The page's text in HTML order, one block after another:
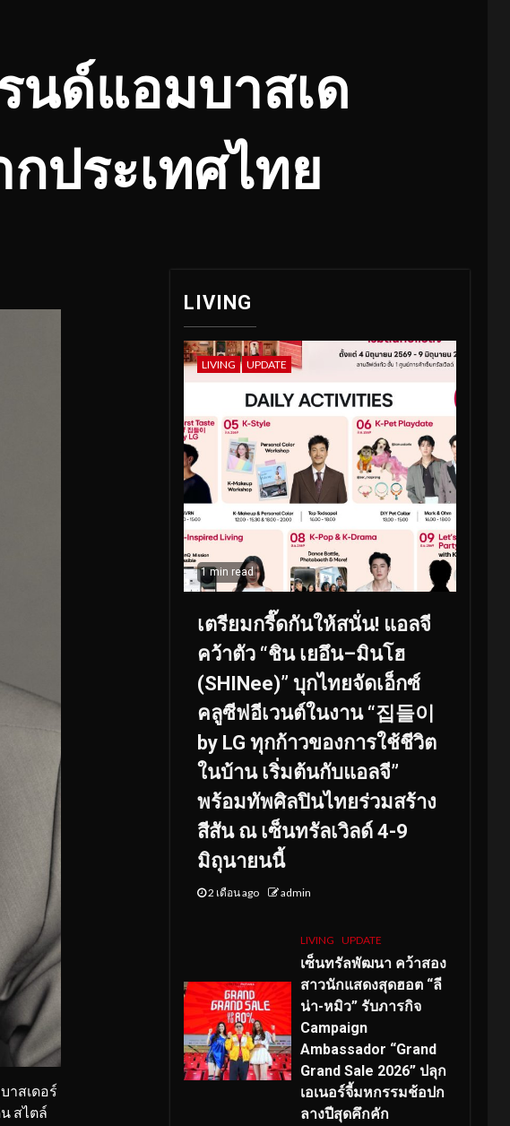
นด์แอมบาสเด
ประเทศไทย
าสเดอร์
สไตล์
LIVING
LIVING UPDATE
1 min read
เตรียมกรี๊ดกันให้สนั่น! แอลจี
คว้าตัว “ชิน เยอึน–มินโฮ
(SHINee)” บุกไทยจัดเอ็กซ์
คลูซีฟอีเวนต์ในงาน “집들이
by LG ทุกก้าวของการใช้ชีวิต
ในบ้าน เริ่มต้นกับแอลจี”
พร้อมทัพศิลปินไทยร่วมสร้าง
สีสัน ณ เซ็นทรัลเวิลด์ 4-9
มิถุนายนนี้
2 เดือน ago admin
LIVING UPDATE
เซ็นทรัลพัฒนา คว้าสอง
สาวนักแสดงสุดฮอต “ลี
น่า-หมิว” รับภารกิจ
Campaign
Ambassador “Grand
Grand Sale 2026” ปลุก
เอเนอร์จี้มหกรรมช้อปก
ลางปีสุดคึกคัก